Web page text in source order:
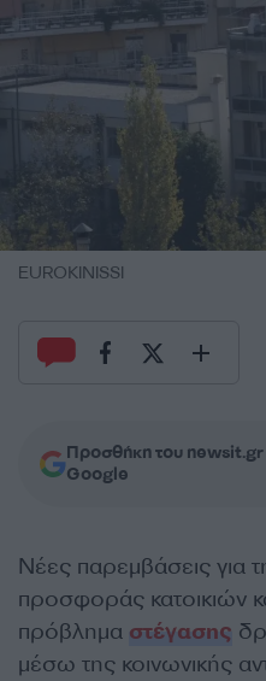
EUROKINISSI
Προσθήκη του newsit.gr
Google
Νέες παρεμβάσεις για
προσφοράς κατοικιών
πρόβλημα στέγασης
μέσω της κοινωνικής